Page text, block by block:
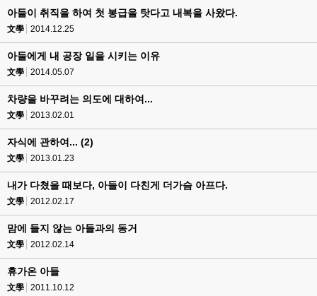
아들이 취직을 하여 첫 봉급을 탓다고 내복을 사왔다.
文學 2014.12.25
아들에게 내 공장 일을 시키는 이유
文學 2014.05.07
차량을 바꾸려는 의도에 대하여...
文學 2013.02.01
자식에 관하여... (2)
文學 2013.01.23
내가 다쳤을 때보다, 아들이 다친게 더가슴 아프다.
文學 2012.02.17
맘에 들지 않는 아들과의 동거
文學 2012.02.14
휴가온 아들
文學 2011.10.12